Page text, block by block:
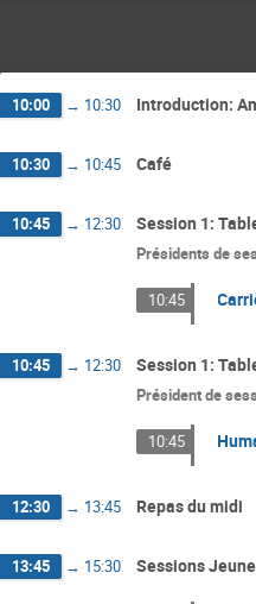
10:00 → 10:30 Introduction:
10:30 → 10:45 Café
10:45 → 12:30 Session 1:
Présidents de
10:45
10:45 → 12:30 Session 1:
Président de
10:45
12:30 → 13:45 Repas du midi
13:45 → 15:30 Sessions